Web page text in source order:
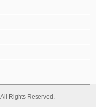
All Rights Reserved.